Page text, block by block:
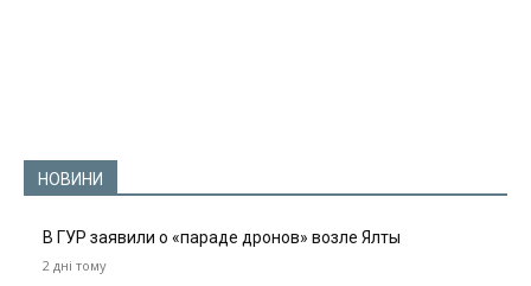
НОВИНИ
В ГУР заявили о «параде дронов» возле Ялты
2 дні тому